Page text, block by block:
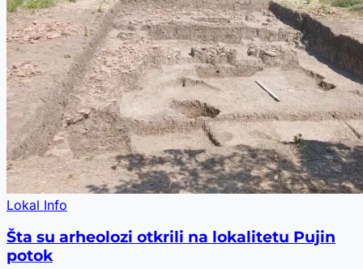
Lokal Info
Šta su arheolozi otkrili na lokalitetu Pujin
potok